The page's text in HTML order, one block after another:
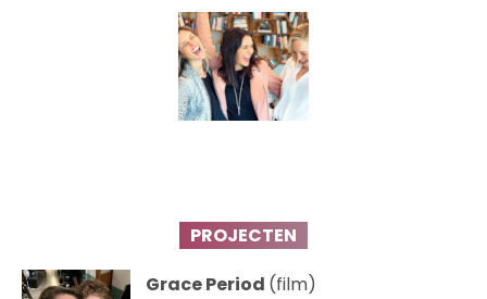
PROJECTEN
Grace Period (film)